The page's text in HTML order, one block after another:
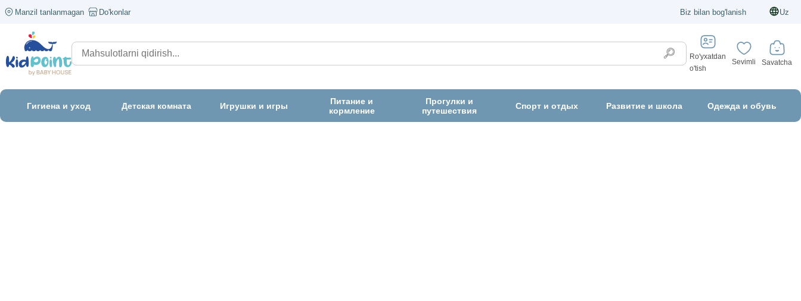
Manzil tanlanmagan Do'konlar Biz bilan bog'lanish Uz
Ro'yxatdan
o'tish
Sevimli Savatcha
Гигиена и уход Детская комната Игрушки и игры
Питание и
кормление
Прогулки и
путешествия
Спорт и отдых Развитие и школа Одежда и обувь